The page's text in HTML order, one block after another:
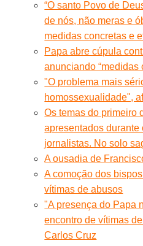
“O santo Povo de
de nós, não meras e
medidas concretas e
Papa abre cúpula
anunciando “medidas
"O problema mais
homossexualidade",
Os temas do primeiro
apresentados durante
jornalistas. No solo
A ousadia de
A comoção dos
vítimas de abusos
"A presença do Papa
encontro de vítimas
Carlos Cruz